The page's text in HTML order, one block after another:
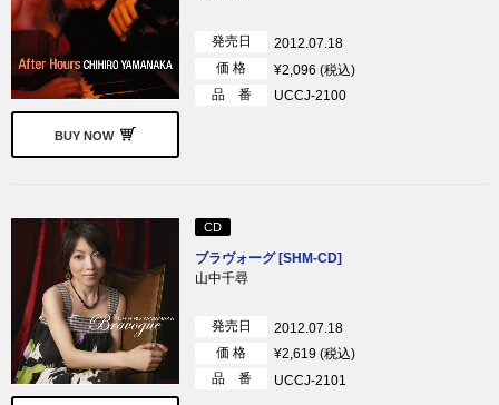
BUY NOW
発売日
2012.07.18
価 格
¥2,096 (税込)
品 番
UCCJ-2100
CD
ブラヴォーグ [SHM-CD]
山中千尋
発売日
2012.07.18
価 格
¥2,619 (税込)
品 番
UCCJ-2101